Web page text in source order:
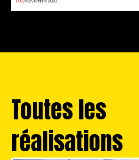
PullyNovembre 2024
Toutes les
réalisations